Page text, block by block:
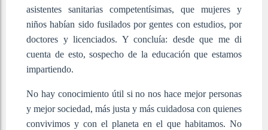
asistentes sanitarias competentísimas, que mujeres y
niños habían sido fusilados por gentes con estudios, por
doctores y licenciados. Y concluía: desde que me di
cuenta de esto, sospecho de la educación que estamos
impartiendo.
No hay conocimiento útil si no nos hace mejor personas
y mejor sociedad, más justa y más cuidadosa con quienes
convivimos y con el planeta en el que habitamos. No